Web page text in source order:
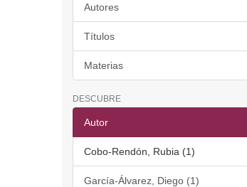
Autores
Títulos
Materias
DESCUBRE
Autor
Cobo-Rendón, Rubia (1)
García-Álvarez, Diego (1)